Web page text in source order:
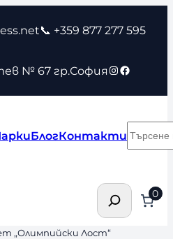
📞 +359 877 277 595
№ 67 гр.София Instagram
Facebook
БлогКонтакти
Търсене 0
„Олимпийски Лост“